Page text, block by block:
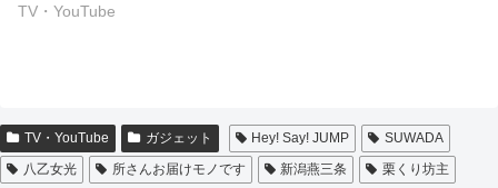
TV・YouTube
TV・YouTube ガジェット Hey! Say! JUMP
SUWADA
八乙女光
所さんお届けモノです 新潟燕三条 栗くり坊主